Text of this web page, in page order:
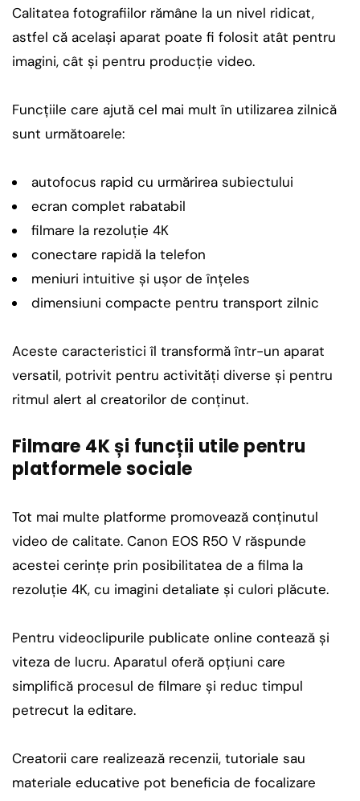
Calitatea fotografiilor rămâne la un nivel ridicat,
astfel că același aparat poate fi folosit atât pentru
imagini, cât și pentru producție video.
Funcțiile care ajută cel mai mult în utilizarea zilnică
sunt următoarele:
autofocus rapid cu urmărirea subiectului
ecran complet rabatabil
filmare la rezoluție 4K
conectare rapidă la telefon
meniuri intuitive și ușor de înțeles
dimensiuni compacte pentru transport zilnic
Aceste caracteristici îl transformă într-un aparat
versatil, potrivit pentru activități diverse și pentru
ritmul alert al creatorilor de conținut.
Filmare 4K și funcții utile pentru
platformele sociale
Tot mai multe platforme promovează conținutul
video de calitate. Canon EOS R50 V răspunde
acestei cerințe prin posibilitatea de a filma la
rezoluție 4K, cu imagini detaliate și culori plăcute.
Pentru videoclipurile publicate online contează și
viteza de lucru. Aparatul oferă opțiuni care
simplifică procesul de filmare și reduc timpul
petrecut la editare.
Creatorii care realizează recenzii, tutoriale sau
materiale educative pot beneficia de focalizare